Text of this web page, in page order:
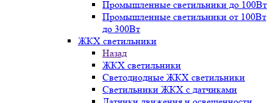
Промышленные светильники до 100Вт
Промышленные светильники от 100Вт
до 300Вт
ЖКХ светильники
Назад
ЖКХ светильники
Светодиодные ЖКХ светильники
Светильники ЖКХ с датчиками